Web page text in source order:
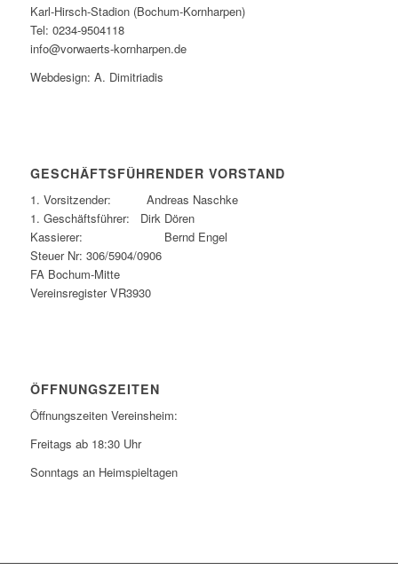
Karl-Hirsch-Stadion (Bochum-Kornharpen)
Tel: 0234-9504118
info@vorwaerts-kornharpen.de
Webdesign: A. Dimitriadis
GESCHÄFTSFÜHRENDER VORSTAND
1. Vorsitzender: Andreas Naschke
1. Geschäftsführer: Dirk Dören
Kassierer: Bernd Engel
Steuer Nr: 306/5904/0906
FA Bochum-Mitte
Vereinsregister VR3930
ÖFFNUNGSZEITEN
Öffnungszeiten Vereinsheim:
Freitags ab 18:30 Uhr
Sonntags an Heimspieltagen